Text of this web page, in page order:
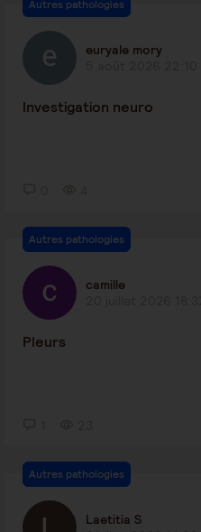
Autres pathologies
euryale mory
Investigation neuro
Autres pathologies
camille
Pleurs
Autres pathologies
Laetitia S